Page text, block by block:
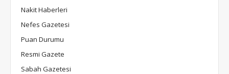
Nakit Haberleri
Nefes Gazetesi
Puan Durumu
Resmi Gazete
Sabah Gazetesi